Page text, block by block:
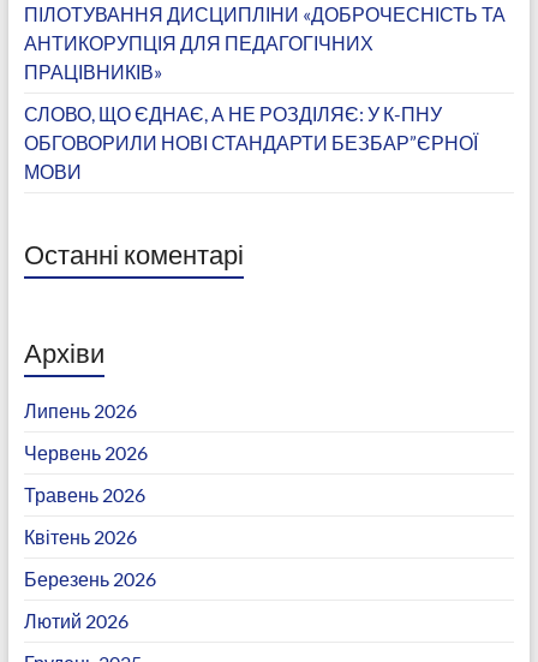
ПІЛОТУВАННЯ ДИСЦИПЛІНИ «ДОБРОЧЕСНІСТЬ ТА
АНТИКОРУПЦІЯ ДЛЯ ПЕДАГОГІЧНИХ
ПРАЦІВНИКІВ»
СЛОВО, ЩО ЄДНАЄ, А НЕ РОЗДІЛЯЄ: У К-ПНУ
ОБГОВОРИЛИ НОВІ СТАНДАРТИ БЕЗБАР”ЄРНОЇ
МОВИ
Останні коментарі
Архіви
Липень 2026
Червень 2026
Травень 2026
Квітень 2026
Березень 2026
Лютий 2026